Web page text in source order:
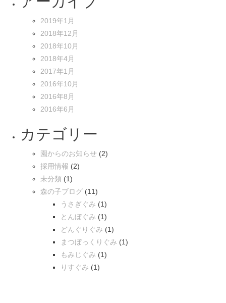
2019年1月
2018年12月
2018年10月
2018年4月
2017年1月
2016年10月
2016年8月
2016年6月
カテゴリー
園からのお知らせ (2)
採用情報 (2)
未分類 (1)
森の子ブログ (11)
うさぎぐみ (1)
とんぼぐみ (1)
どんぐりぐみ (1)
まつぼっくりぐみ (1)
もみじぐみ (1)
りすぐみ (1)